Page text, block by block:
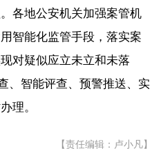
各地公安机关加强案管机
智能化监管手段，落实案
对疑似应立未立和未落
、智能评查、预警推送、实
理。
【责任编辑：卢小凡】